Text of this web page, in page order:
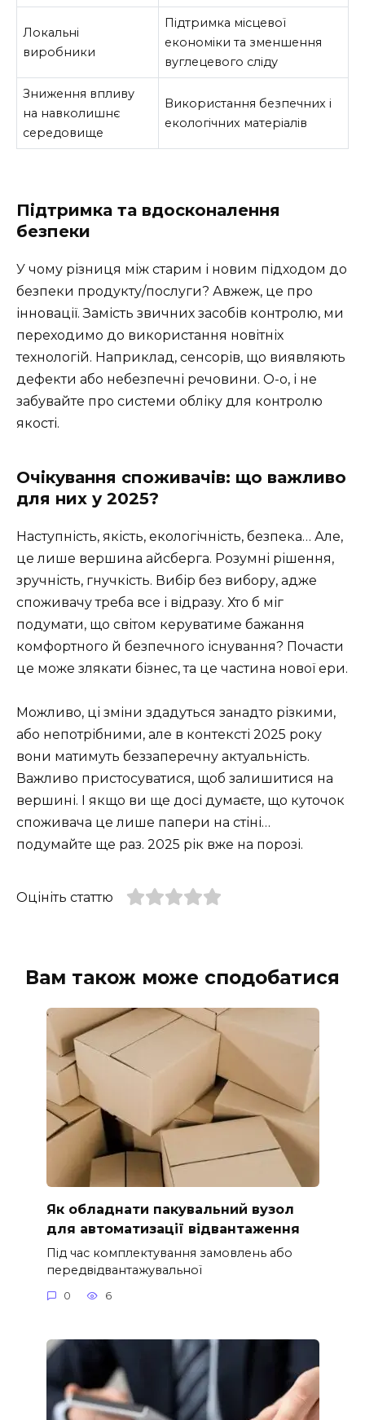
Локальні
виробники
Підтримка місцевої
економіки та зменшення
вуглецевого сліду
Зниження впливу
на навколишнє
середовище
Використання безпечних і
екологічних матеріалів
Підтримка та вдосконалення
безпеки
У чому різниця між старим і новим підходом до
безпеки продукту/послуги? Авжеж, це про
інновації. Замість звичних засобів контролю, ми
переходимо до використання новітніх
технологій. Наприклад, сенсорів, що виявляють
дефекти або небезпечні речовини. О-о, і не
забувайте про системи обліку для контролю
якості.
Очікування споживачів: що важливо
для них у 2025?
Наступність, якість, екологічність, безпека… Але,
це лише вершина айсберга. Розумні рішення,
зручність, гнучкість. Вибір без вибору, адже
споживачу треба все і відразу. Хто б міг
подумати, що світом керуватиме бажання
комфортного й безпечного існування? Почасти
це може злякати бізнес, та це частина нової ери.
Можливо, ці зміни здадуться занадто різкими,
або непотрібними, але в контексті 2025 року
вони матимуть беззаперечну актуальність.
Важливо пристосуватися, щоб залишитися на
вершині. І якщо ви ще досі думаєте, що куточок
споживача це лише папери на стіні…
подумайте ще раз. 2025 рік вже на порозі.
Оцініть статтю
Вам також може сподобатися
Як обладнати пакувальний вузол
для автоматизації відвантаження
Під час комплектування замовлень або
передвідвантажувальної
0 6